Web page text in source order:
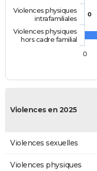
0
Violences physiques
intrafamiliales
Violences physiques
hors cadre familial
0
Violences en 2025
Violences sexuelles
Violences physiques